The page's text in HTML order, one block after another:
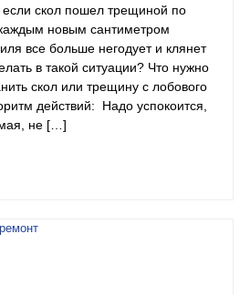
скол пошел трещиной по
новым сантиметром
все больше негодует и клянет
в такой ситуации? Что нужно
скол или трещину с лобового
действий: Надо успокоится,
не […]